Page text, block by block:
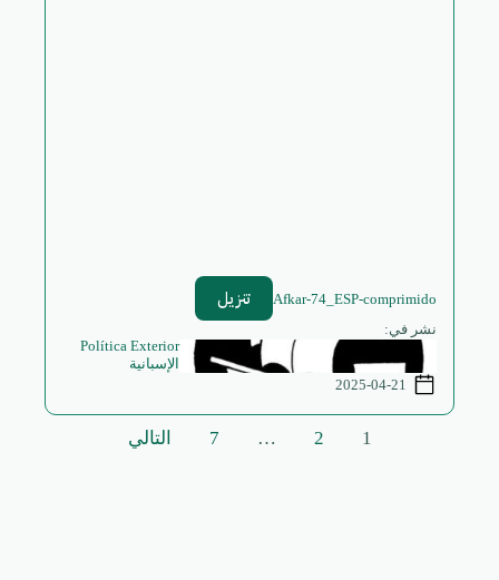
Afkar-74_ESP-comprimido تنزيل
نشر في:
Política Exterior
الإسبانية
2025-04-21
1
2
…
7 التالي